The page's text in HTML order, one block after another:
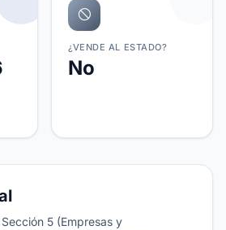
¿VENDE AL ESTADO?
No
5 (Empresas y